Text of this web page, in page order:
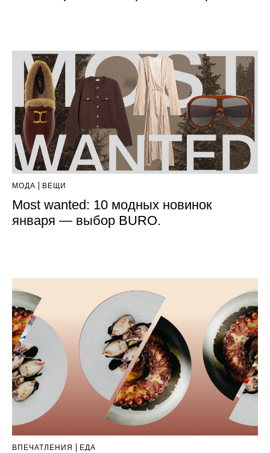
МОДА ВЕЩИ
Most wanted: 10 модных новинок
января — выбор BURO.
ВПЕЧАТЛЕНИЯ ЕДА